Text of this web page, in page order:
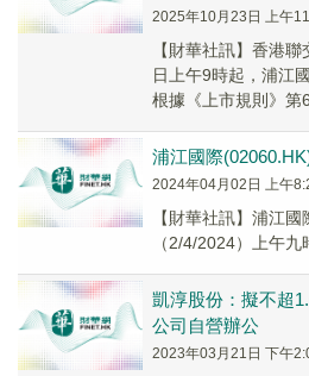
2025年10月23日 上午
【財華社訊】香港
日上午9時起，浦江
根據《上市規則》第
浦江國際
2024年04月02日 上午
【財華社訊】浦江
（2/4/2024）上午九
凱淳股份：擬不超
公司自營辦公
2023年03月21日 下午